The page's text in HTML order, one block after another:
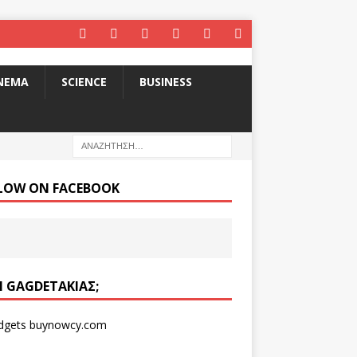
SCIENCE BUSINESS
ON FACEBOOK
GAGDETΆΚΙΑΣ;